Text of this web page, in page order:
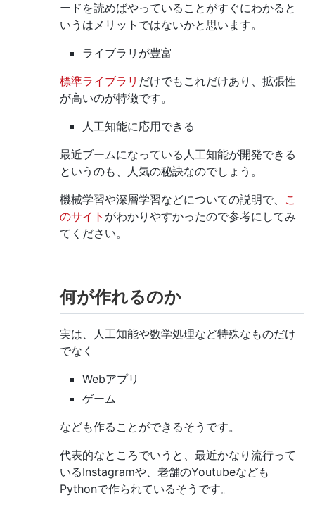
ードを読めばやっていることがすぐにわかると
いうはメリットではないかと思います。
ライブラリが豊富
標準ライブラリ だけでもこれだけあり、拡張性
が高いのが特徴です。
人工知能に応用できる
最近ブームになっている人工知能が開発できる
というのも、人気の秘訣なのでしょう。
機械学習や深層学習などについての説明で、 こ
のサイト がわかりやすかったので参考にしてみ
てください。
何が作れるのか
実は、人工知能や数学処理など特殊なものだけ
でなく
Webアプリ
ゲーム
なども作ることができるそうです。
代表的なところでいうと、最近かなり流行って
いるInstagramや、老舗のYoutubeなども
Pythonで作られているそうです。